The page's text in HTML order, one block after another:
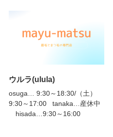
ウルラ(ulula)
osuga… 9:30～18:30/（土）
9:30～17:00 tanaka…産休中
hisada…9:30～16:00